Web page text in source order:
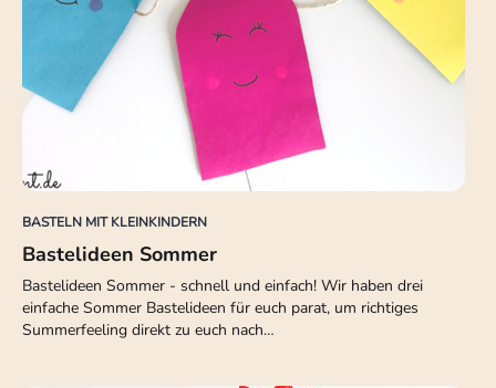
BASTELN MIT KLEINKINDERN
Bastelideen Sommer
Bastelideen Sommer - schnell und einfach! Wir haben drei
einfache Sommer Bastelideen für euch parat, um richtiges
Summerfeeling direkt zu euch nach…